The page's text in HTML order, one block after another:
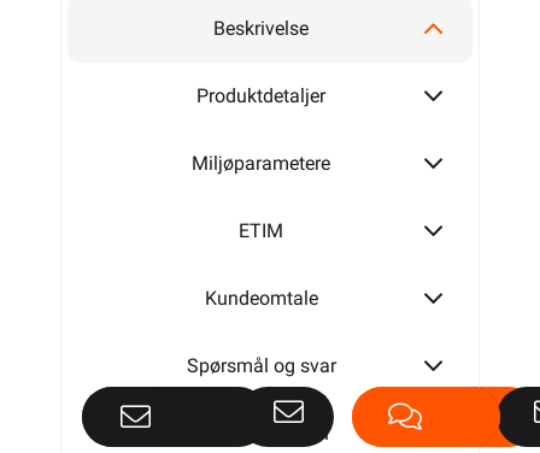
2x2,5
Beskrivelse
Produktdetaljer
Miljøparametere
ETIM
Kundeomtale
Spørsmål og svar
Dokumentasjon